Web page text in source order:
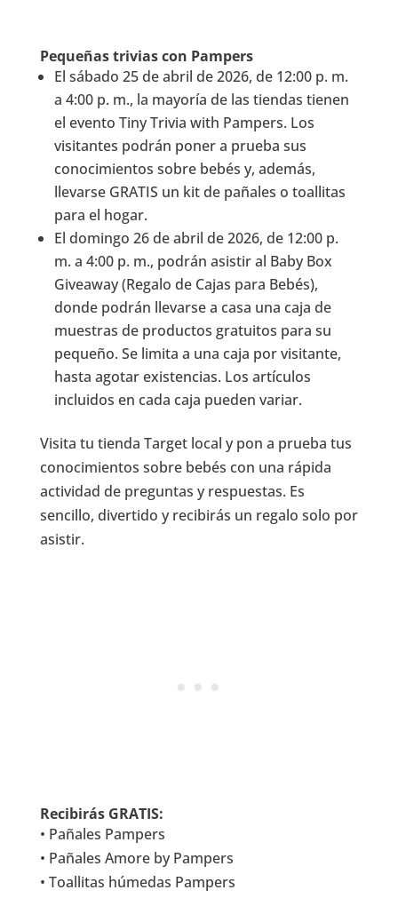
Pequeñas trivias con Pampers
El sábado 25 de abril de 2026, de 12:00 p. m.
a 4:00 p. m., la mayoría de las tiendas tienen
el evento Tiny Trivia with Pampers. Los
visitantes podrán poner a prueba sus
conocimientos sobre bebés y, además,
llevarse GRATIS un kit de pañales o toallitas
para el hogar.
El domingo 26 de abril de 2026, de 12:00 p.
m. a 4:00 p. m., podrán asistir al Baby Box
Giveaway (Regalo de Cajas para Bebés),
donde podrán llevarse a casa una caja de
muestras de productos gratuitos para su
pequeño. Se limita a una caja por visitante,
hasta agotar existencias. Los artículos
incluidos en cada caja pueden variar.
Visita tu tienda Target local y pon a prueba tus
conocimientos sobre bebés con una rápida
actividad de preguntas y respuestas. Es
sencillo, divertido y recibirás un regalo solo por
asistir.
Recibirás GRATIS:
• Pañales Pampers
• Pañales Amore by Pampers
• Toallitas húmedas Pampers